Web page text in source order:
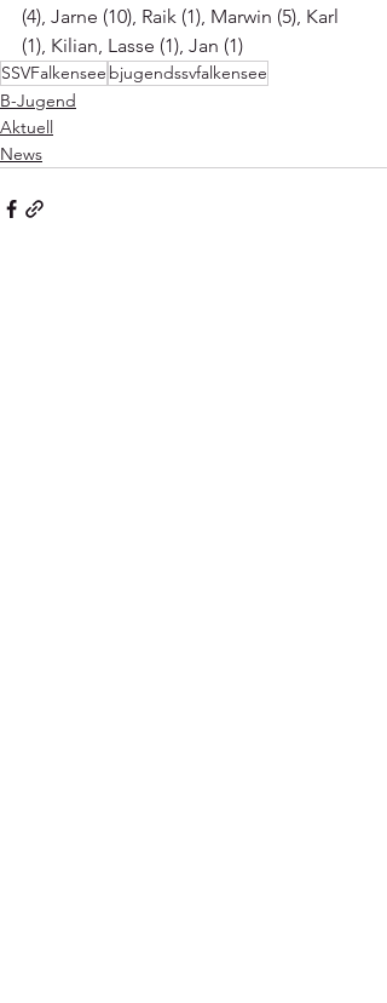
(4), Jarne (10), Raik (1), Marwin (5), Karl
(1), Kilian, Lasse (1), Jan (1)
SSVFalkensee bjugendssvfalkensee
B-Jugend
Aktuell
News